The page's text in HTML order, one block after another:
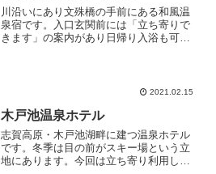
川沿いにあり文殊橋の手前にある和風温
泉宿です。入口玄関前には「立ち寄りで
きます」の案内があり日帰り入浴も可
す。前面ガラス張りの室内は... 2021.02.15
木戸池温泉ホテル
志賀高原・木戸池湖畔に建つ温泉ホテル
です。冬季は目の前がスキー場という立
地にあります。今回は立ち寄り利用しま